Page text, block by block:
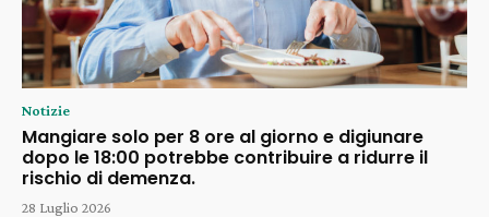
Notizie
Mangiare solo per 8 ore al giorno e digiunare
dopo le 18:00 potrebbe contribuire a ridurre il
rischio di demenza.
28 Luglio 2026